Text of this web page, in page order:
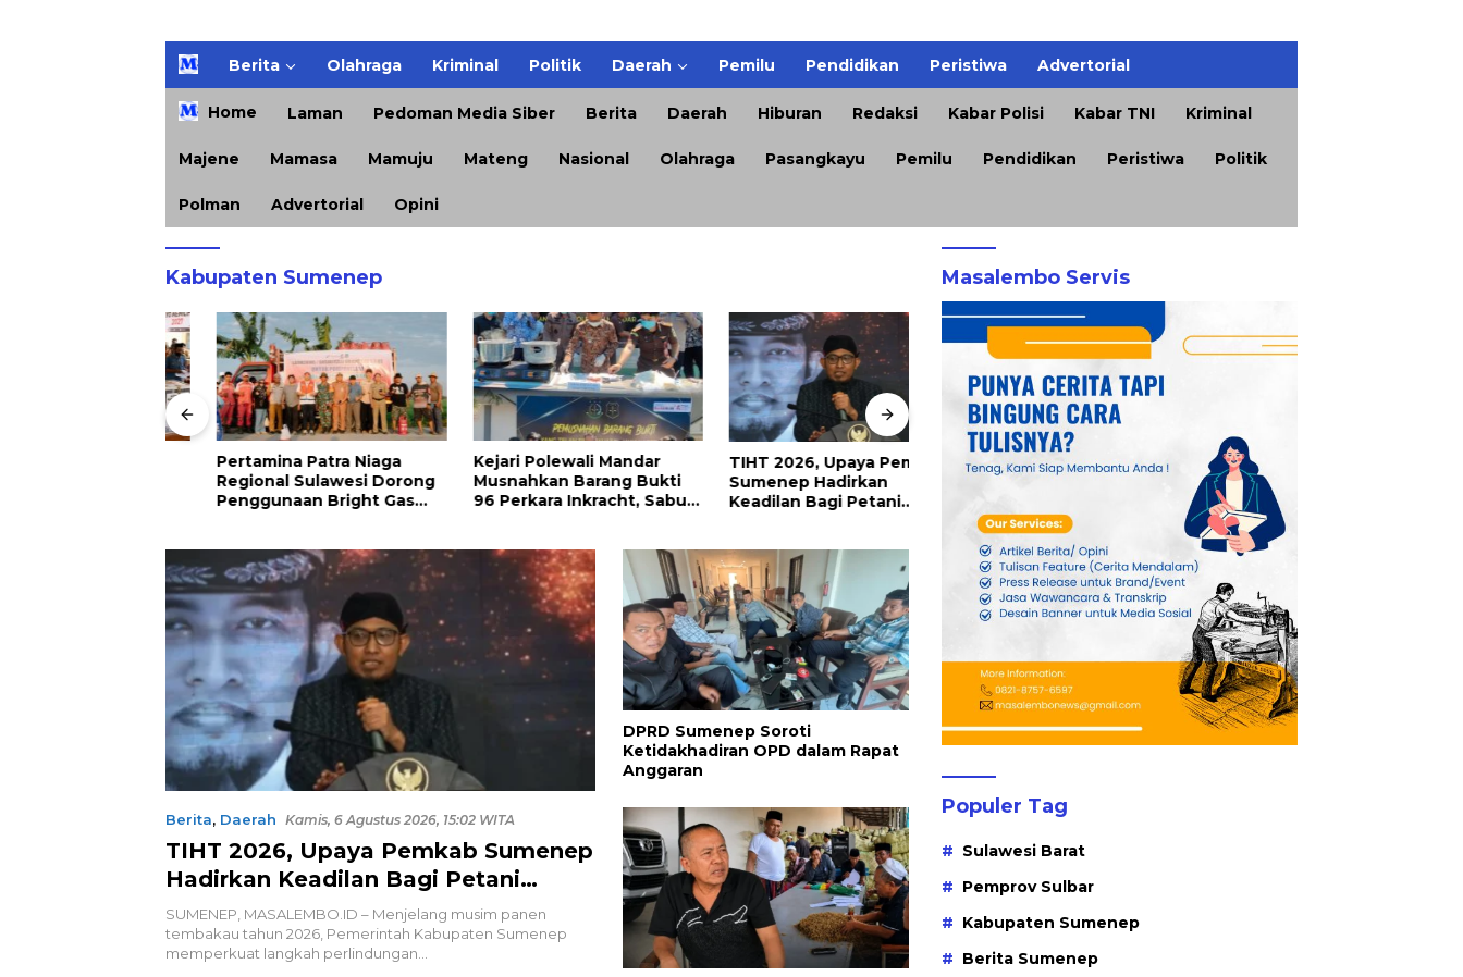
H
m
e
Berita Olahraga Kriminal Politik Daerah Pemilu Pendidikan Peristiwa Advertorial
Home Laman Pedoman Media Siber Berita Daerah Hiburan Redaksi Kabar Polisi Kabar TNI Kriminal
Majene Mamasa Mamuju Mateng Nasional Olahraga Pasangkayu Pemilu Pendidikan Peristiwa Politik
Polman Advertorial Opini
Kabupaten Sumenep
Pertamina Patra Niaga
Regional Sulawesi Dorong
Penggunaan Bright Gas
Kejari Polewali Mandar
Musnahkan Barang Bukti
96 Perkara Inkracht, Sabu
TIHT 2026, Upaya Pemkab
Sumenep Hadirkan
Keadilan Bagi Petani
DPRD Sumenep Soroti
Ketidakhadiran OPD dalam
Mutu Tembakau Jadi
Penentu, Pengusaha
Meminta Petani Disiplin
Waktu Panen
Berita, Daerah Kamis, 6 Agustus 2026, 15:02 WITA
TIHT 2026, Upaya Pemkab Sumenep
Hadirkan Keadilan Bagi Petani
Tembakau
SUMENEP, MASALEMBO.ID – Menjelang musim panen
tembakau tahun 2026, Pemerintah Kabupaten Sumenep
memperkuat langkah perlindungan…
DPRD Sumenep Soroti
Ketidakhadiran OPD dalam Rapat
Anggaran
Masalembo Servis
Populer Tag
Sulawesi Barat
Pemprov Sulbar
Kabupaten Sumenep
Berita Sumenep